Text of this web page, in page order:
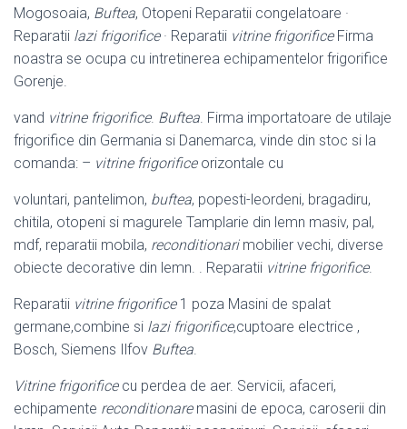
Mogosoaia, Buftea, Otopeni Reparatii congelatoare ·
Reparatii lazi frigorifice· Reparatii vitrine frigorificeFirma
noastra se ocupa cu intretinerea echipamentelor frigorifice
Gorenje.
vand vitrine frigorifice. Buftea. Firma importatoare de utilaje
frigorifice din Germania si Danemarca, vinde din stoc si la
comanda: – vitrine frigorificeorizontale cu
voluntari, pantelimon, buftea, popesti-leordeni, bragadiru,
chitila, otopeni si magurele Tamplarie din lemn masiv, pal,
mdf, reparatii mobila, reconditionarimobilier vechi, diverse
obiecte decorative din lemn. . Reparatii vitrine frigorifice.
Reparatii vitrine frigorifice1 poza Masini de spalat
germane,combine si lazi frigorifice,cuptoare electrice ,
Bosch, Siemens Ilfov Buftea.
Vitrine frigorificecu perdea de aer. Servicii, afaceri,
echipamente reconditionaremasini de epoca, caroserii din